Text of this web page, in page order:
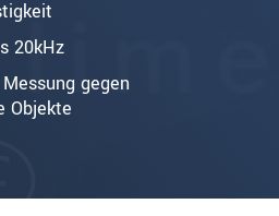
20kHz
gegen
Objekte